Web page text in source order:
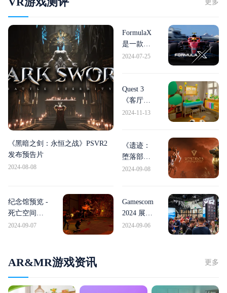
更多
《黑暗之剑：永恒之战》PSVR2
发布预告片
2024-08-08
FormulaX
是一款合
法的 Quest
2024-07-25
Quest 3
《客厅》
体验：适
MR
2024-11-13
《遗迹：
堕落部
落》将于
自动战斗
机
2024-09-08
纪念馆预览 -
死亡空间遇
见异形：隔
2024-09-07
Gamescom
2024 展示
了 Unity
2024-09-06
AR&MR游戏资讯 更多